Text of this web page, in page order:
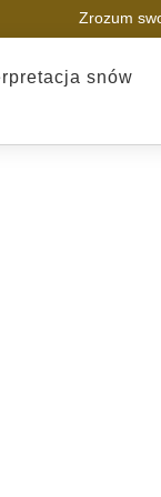
Zrozum
snów